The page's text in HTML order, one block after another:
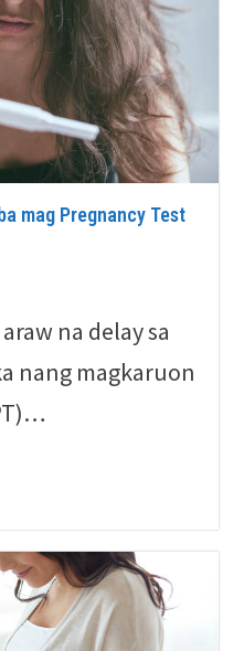
mag Pregnancy Test
na delay sa
nang magkaruon